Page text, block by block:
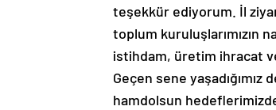
teşekkür ediyorum. İl
toplum kuruluşlarımızın
istihdam, üretim ihracat
Geçen sene
hamdolsun